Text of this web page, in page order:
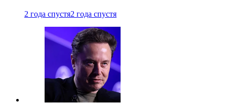
2 года спустя2 года спустя